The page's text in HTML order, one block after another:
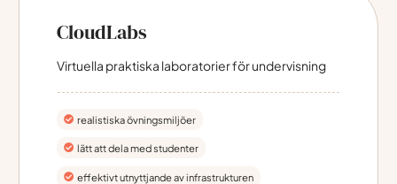
CloudLabs
Virtuella praktiska laboratorier för undervisning
realistiska övningsmiljöer
lätt att dela med studenter
effektivt utnyttjande av infrastrukturen